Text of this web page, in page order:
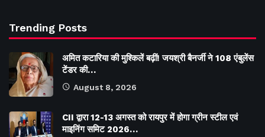
Trending Posts
अमित कटारिया की मुश्किलें बढ़ीं! जयश्री बैनर्जी ने 108 एंबुलेंस
टेंडर की…
August 8, 2026
CII द्वारा 12-13 अगस्त को रायपुर में होगा ग्रीन स्टील एवं
माइनिंग समिट 2026…